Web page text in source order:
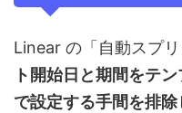
Linear の「自動スプリ
ト開始日と期間をテ
で設定する手間を排除